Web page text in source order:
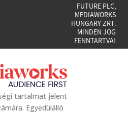
FUTURE PLC,
MEDIAWORKS
HUNGARY ZRT.
MINDEN JOG
FENNTARTVA!
tartalmat jelent
Egyedülálló